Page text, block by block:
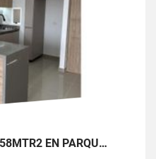
EN PARQU…